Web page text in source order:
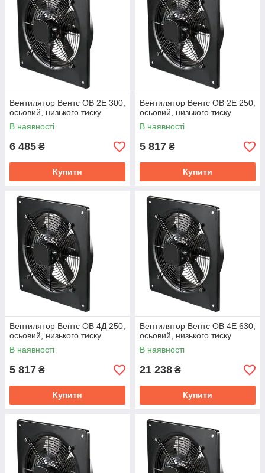
Вентилятор Вентс ОВ 2Е 300,
осьовий, низького тиску
В наявності
6 485 ₴
Купити
Вентилятор Вентс ОВ 2Е 250,
осьовий, низького тиску
В наявності
5 817 ₴
Купити
Вентилятор Вентс ОВ 4Д 250,
осьовий, низького тиску
В наявності
5 817 ₴
Купити
Вентилятор Вентс ОВ 4Е 630,
осьовий, низького тиску
В наявності
21 238 ₴
Купити